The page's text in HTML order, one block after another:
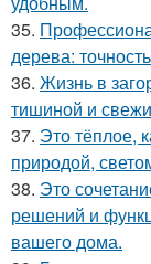
35.
дерева:
36. Жизнь в
тишиной и
37. Это тёплое,
природой,
38. Это
решений и
вашего дома.